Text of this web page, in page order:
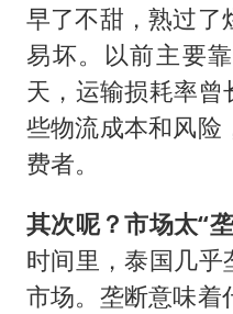
早了不甜，熟过了
易坏。以前主要
天，运输损耗率曾
些物流成本和风险
费者。
其次呢？市场太“
时间里，泰国几乎
市场。垄断意味着